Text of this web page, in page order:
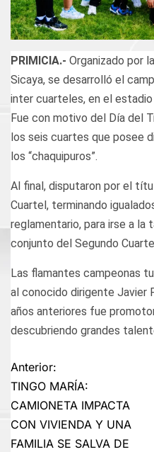
PRIMICIA.- Organizado por
Sicaya, se desarrolló el
inter cuarteles, en el
Fue con motivo del Día del
los seis cuartes que posee
los “chaquipuros”.
Al final, disputaron por el
Cuartel, terminando
reglamentario, para irse a la
conjunto del Segundo
Las flamantes campeonas
al conocido dirigente Javier
años anteriores fue
descubriendo grandes
Navegación
de
entradas
Anterior:
TINGO MARÍA:
CAMIONETA IMPACTA
CON VIVIENDA Y UNA
FAMILIA SE SALVA DE